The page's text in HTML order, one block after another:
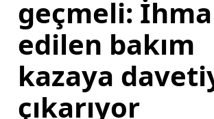
geçmeli:
edilen bakım
kazaya
çıkarıyor